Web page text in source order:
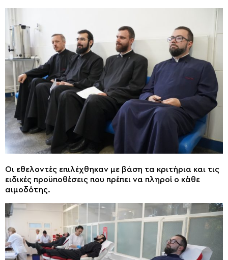
Οι εθελοντές επιλέχθηκαν με βάση τα κριτήρια και τις
ειδικές προϋποθέσεις που πρέπει να πληροί ο κάθε
αιμοδότης.